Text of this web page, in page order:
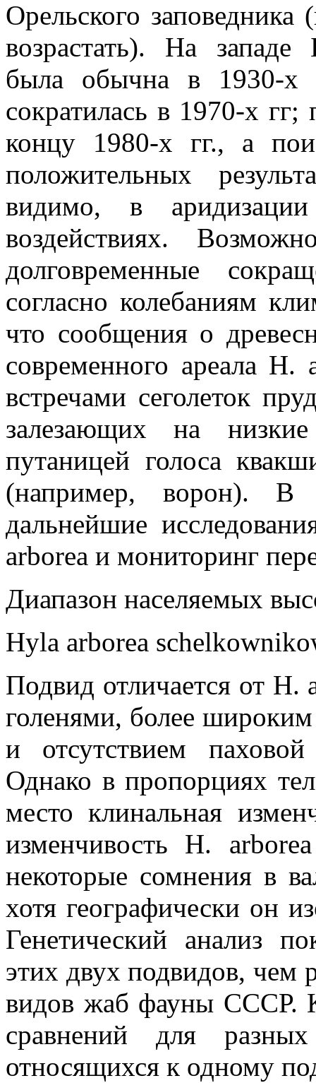
Орельского заповедника
возрастать). На западе
была обычна в 1930-х
сократилась в 1970-х гг;
концу 1980-х гг., а
положительных
видимо, в
воздействиях.
долговременные
согласно колебаниям
что сообщения о
современного ареала Н.
встречами сеголеток
залезающих на
путаницей голоса
(например, ворон). В
дальнейшие
arborea и мониторинг
Диапазон населяемых
Hyla arborea
Подвид отличается от
голенями, более
и отсутствием
Однако в пропорциях
место клинальная
изменчивость Н.
некоторые сомнения в
хотя географически он
Генетический анализ
этих двух подвидов, чем
видов жаб фауны СССР.
сравнений для разных
относящихся к одному